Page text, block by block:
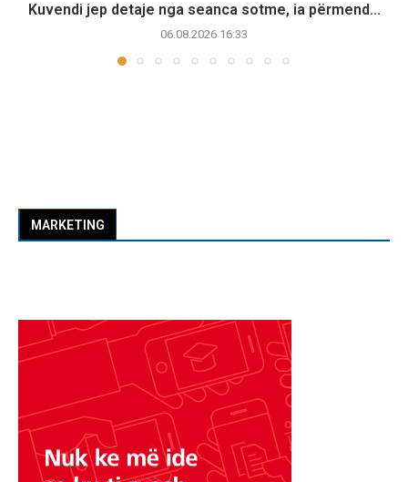
Kuvendi jep detaje nga seanca sotme, ia përmend...
06.08.2026 16:33
MARKETING